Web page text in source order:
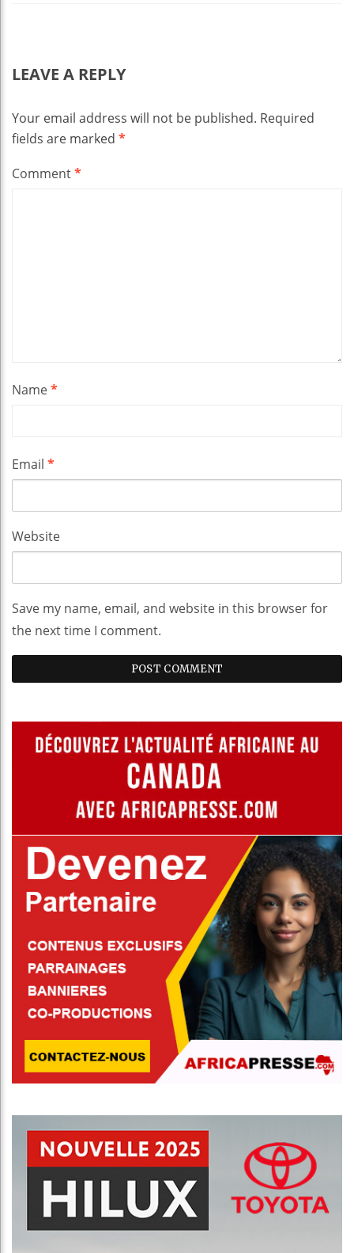
LEAVE A REPLY
Your email address will not be published. Required
fields are marked *
Comment*
Name*
Email *
Website
Save my name, email, and website in this browser for
the next time I comment.